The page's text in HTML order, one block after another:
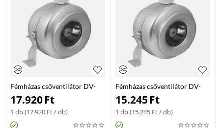
Fémházas csőventilátor DV-
160
17.920Ft
1 db (17.920 Ft/ db)
Fémházas csőventilátor DV-
200
15.245Ft
1 db (15.245 Ft/ db)